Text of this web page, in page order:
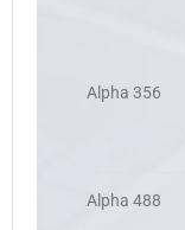
Alpha 356
Alpha 488